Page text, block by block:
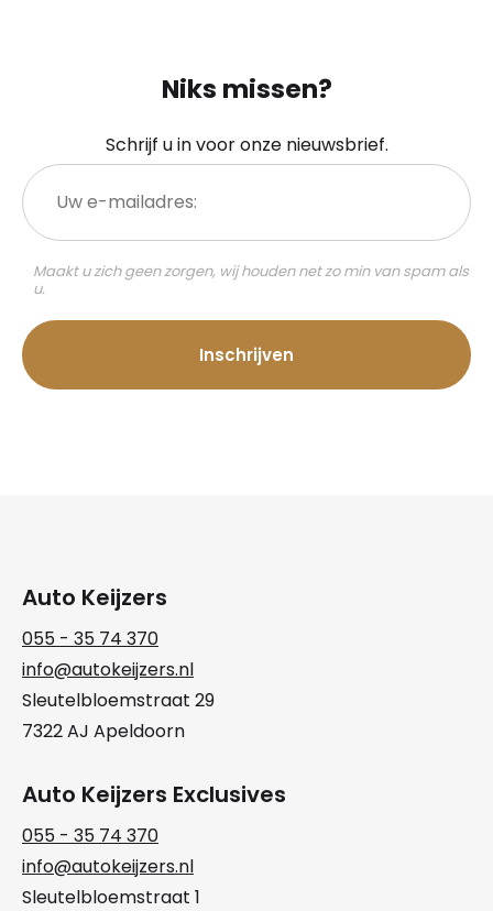
Niks missen?
Schrijf u in voor onze nieuwsbrief.
Uw
e-
mailadres:
Maakt u zich geen zorgen, wij houden net zo min van spam als
u.
Auto Keijzers
055 - 35 74 370
info@autokeijzers.nl
Sleutelbloemstraat 29
7322 AJ Apeldoorn
Auto Keijzers Exclusives
055 - 35 74 370
info@autokeijzers.nl
Sleutelbloemstraat 1